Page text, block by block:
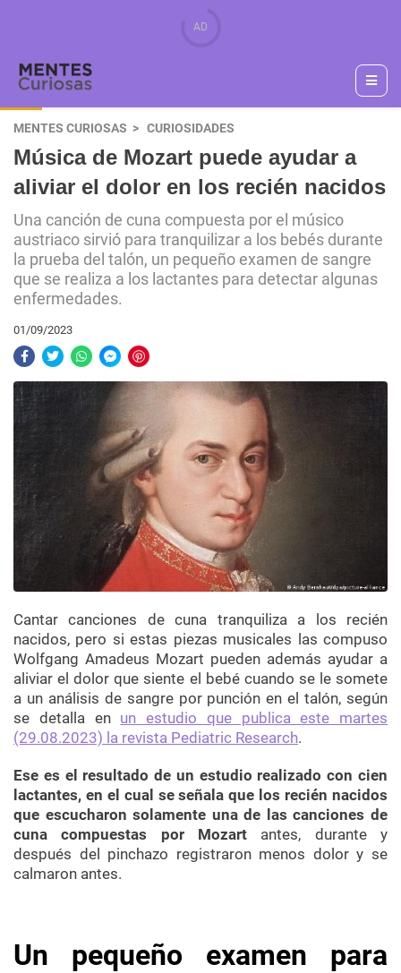
MENTES CURIOSAS CURIOSIDADES
Música de Mozart puede ayudar a
aliviar el dolor en los recién nacidos
Una canción de cuna compuesta por el músico
austriaco sirvió para tranquilizar a los bebés durante
la prueba del talón, un pequeño examen de sangre
que se realiza a los lactantes para detectar algunas
enfermedades.
01/09/2023
Cantar canciones de cuna tranquiliza a los recién
nacidos, pero si estas piezas musicales las compuso
Wolfgang Amadeus Mozart pueden además ayudar a
aliviar el dolor que siente el bebé cuando se le somete
a un análisis de sangre por punción en el talón, según
se detalla en un estudio que publica este martes
(29.08.2023) la revista Pediatric Research.
Ese es el resultado de un estudio realizado con cien
lactantes, en el cual se señala que los recién nacidos
que escucharon solamente una de las canciones de
cuna compuestas por Mozart antes, durante y
después del pinchazo registraron menos dolor y se
calmaron antes.
Un pequeño examen para